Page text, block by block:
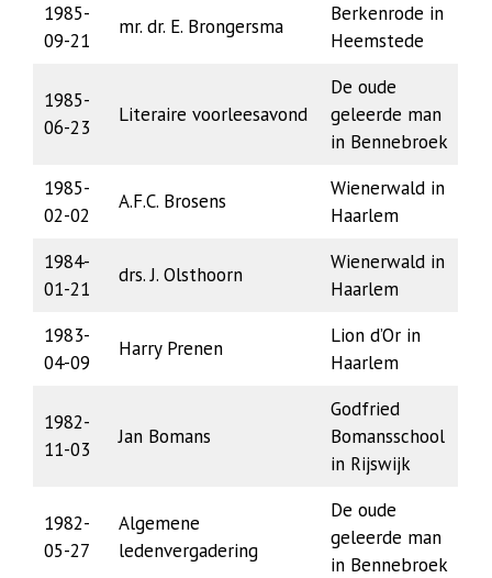
1985-
09-21
mr. dr. E. Brongersma
Berkenrode in
Heemstede
1985-
06-23
Literaire voorleesavond
De oude
geleerde man
in Bennebroek
1985-
02-02
A.F.C. Brosens
Wienerwald in
Haarlem
1984-
01-21
drs. J. Olsthoorn
Wienerwald in
Haarlem
1983-
04-09
Harry Prenen
Lion d’Or in
Haarlem
1982-
11-03
Jan Bomans
Godfried
Bomansschool
in Rijswijk
1982-
05-27
Algemene
ledenvergadering
De oude
geleerde man
in Bennebroek